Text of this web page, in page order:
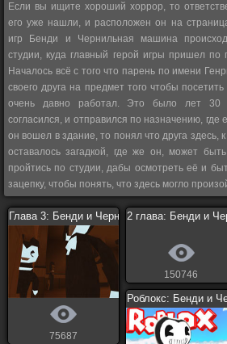
Если вы ищите хороший хоррор, то
его уже нашли, и расположен он на
игр Бенди и Чернильная машина
студии, куда главный герой игры пришел по
Началось всё с того что парень по имени
своего друга на предмет того чтобы посетить
очень давно работал. Это было лет 30
согласился, и отправился по назначению, где
он вошел в здание, то понял что друга здесь,
оставалось загадкой, где же он, может
пройтись по студии, дабы осмотреть её и
зацепку, чтобы понять, что здесь могло
Глава 3: Бенди и Чернильная машина
75687
2 глава: Бенди и
150746
Роблокс: Бенди и